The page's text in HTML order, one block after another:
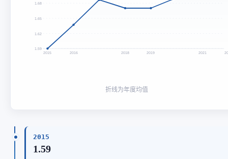
1.68
1.65
1.62
1.59
2015 2016 2018 2019 2021
折线为年度均值
2015
1.59